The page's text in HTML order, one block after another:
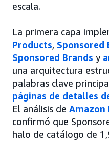
escala.
La primera capa
Products, Sponsored
Sponsored Brands y
una arquitectura
palabras clave
páginas de detalles
El análisis de Amazon
confirmó que
halo de catálogo de